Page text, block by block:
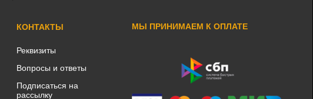
КОНТАКТЫ
Реквизиты
Вопросы и ответы
Подписаться на
рассылку
МЫ ПРИНИМАЕМ К ОПЛАТЕ